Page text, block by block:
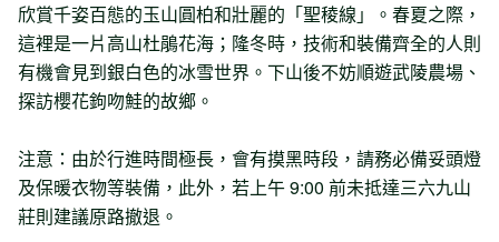
欣賞千姿百態的玉山圓柏和壯麗的「聖稜線」。春夏之際，
這裡是一片高山杜鵑花海；隆冬時，技術和裝備齊全的人則
有機會見到銀白色的冰雪世界。下山後不妨順遊武陵農場、
探訪櫻花鉤吻鮭的故鄉。
注意：由於行進時間極長，會有摸黑時段，請務必備妥頭燈
及保暖衣物等裝備，此外，若上午 9:00 前未抵達三六九山
莊則建議原路撤退。